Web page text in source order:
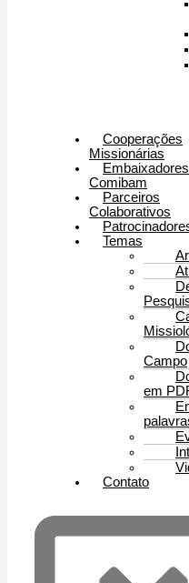
Cooperações
Missionárias
Comibam
Parceiros
Colaborativos
Temas
Campo
em
Contato